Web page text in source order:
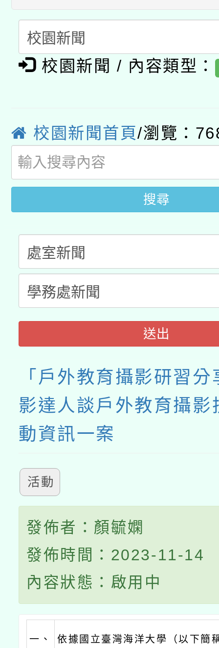
一案。
答一案
有關本府115年70歲以
人員健康講座「吃得安
心」，鼓勵退休同仁踴
本校115學年度第2次
招甄選結果公告(無人
適應運動共學行動站研
礎課程
A3數位素養講師名單
校園新聞 / 內容類型：
校園新聞首頁/瀏覽：
搜尋
送出
「戶外教育攝影研習
影達人談戶外教育攝影
動資訊一案
活動
發佈者：顏毓嫻
發佈時間：2023-11-14
內容狀態：啟用中
一、 依據國立臺灣海洋大學（以下簡